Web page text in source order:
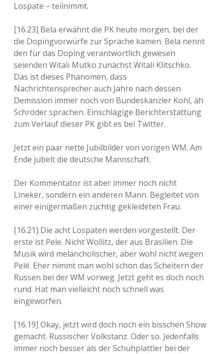
Lospate – teilnimmt.
[16.23] Bela erwähnt die PK heute morgen, bei der
die Dopingvorwürfe zur Sprache kamen. Bela nennt
den für das Doping verantwortlich gewesen
seienden Witali Mutko zunächst Witali Klitschko.
Das ist dieses Phänomen, dass
Nachrichtensprecher auch Jahre nach dessen
Demission immer noch von Bundeskanzler Kohl, äh
Schröder sprachen. Einschlägige Berichterstattung
zum Verlauf dieser PK gibt es bei Twitter.
Jetzt ein paar nette Jubilbilder von vorigen WM. Am
Ende jubelt die deutsche Mannschaft.
Der Kommentator ist aber immer noch nicht
Lineker, sondern ein anderen Mann. Begleitet von
einer einigermaßen züchtig gekleideten Frau.
[16.21] Die acht Lospaten werden vorgestellt. Der
erste ist Pele. Nicht Wollitz, der aus Brasilien. Die
Musik wird melancholischer, aber wohl nicht wegen
Pelé. Eher nimmt man wohl schon das Scheitern der
Russen bei der WM vorweg. Jetzt geht es doch noch
rund. Hat man vielleicht noch schnell was
eingeworfen.
[16.19] Okay, jetzt wird doch noch ein bisschen Show
gemacht. Russischer Volkstanz. Oder so. Jedenfalls
immer noch besser als der Schuhplattler bei der